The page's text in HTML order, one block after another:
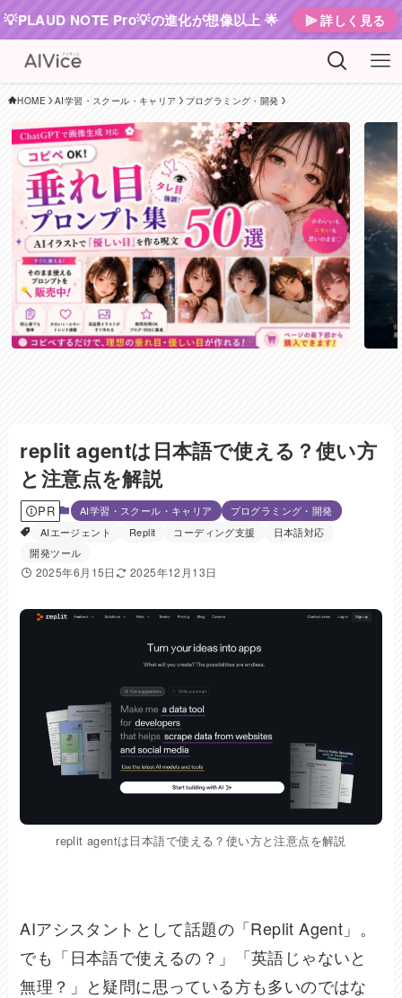
💡PLAUD NOTE Pro💡の進化が想像以上 🌟 ⫸ 詳しく見る
HOME AI学習・スクール・キャリア プログラミング・開発
replit agentは日本語で使える？使い方
と注意点を解説
PR AI学習・スクール・キャリア
プログラミング・開発
AIエージェント
Replit コーディング支援
日本語対応
開発ツール
2025年6月15日 2025年12月13日
replit agentは日本語で使える？使い方と注意点を解説
AIアシスタントとして話題の「Replit Agent」。
でも「日本語で使えるの？」「英語じゃないと
無理？」と疑問に思っている方も多いのではな